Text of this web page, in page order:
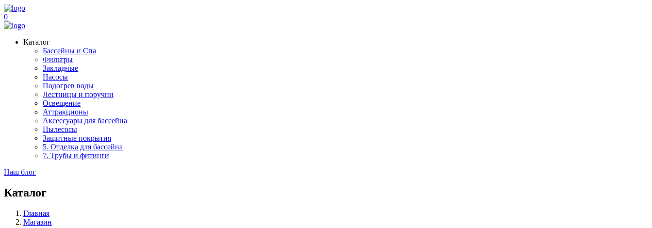
0
Каталог
Бассейны и Спа
Фильтры
Закладные
Насосы
Подогрев воды
Лестницы и поручни
Освещение
Аттракционы
Аксессуары для бассейна
Пылесосы
Защитные покрытия
5. Отделка для бассейна
7. Трубы и фитинги
Наш блог
Каталог
Главная
Магазин